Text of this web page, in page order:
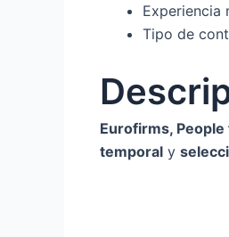
Experiencia
Tipo de
Eurofirms,
temporal y